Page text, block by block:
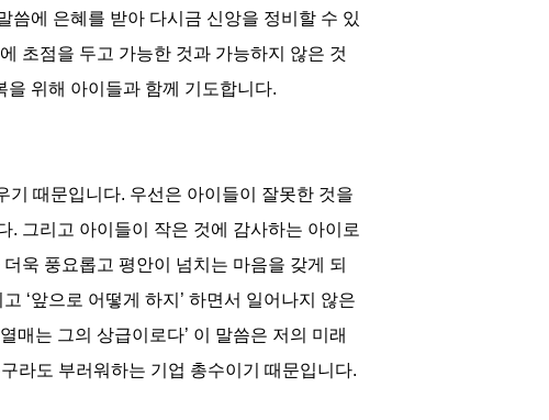
씀에 은혜를 받아 다시금 신앙을 정비할 수 있
초점을 두고 가능한 것과 가능하지 않은 것
위해 아이들과 함께 기도합니다.
기 때문입니다. 우선은 아이들이 잘못한 것을
. 그리고 아이들이 작은 것에 감사하는 아이로
욱 풍요롭고 평안이 넘치는 마음을 갖게 되
‘앞으로 어떻게 하지’ 하면서 일어나지 않은
매는 그의 상급이로다’ 이 말씀은 저의 미래
라도 부러워하는 기업 총수이기 때문입니다.